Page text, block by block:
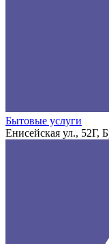
Бытовые услуги
Енисейская ул., 52Г,